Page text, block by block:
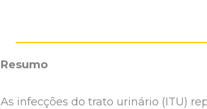
Resumo
As infecções do trato urinário (ITU)